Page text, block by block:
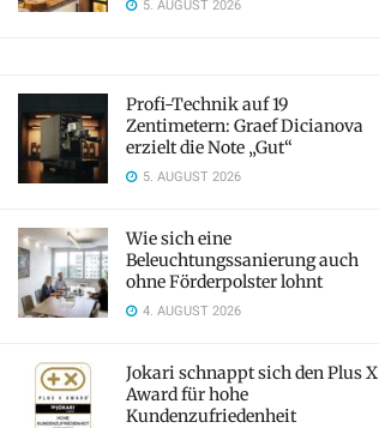
5. AUGUST 2026
Profi-Technik auf 19
Zentimetern: Graef Dicianova
erzielt die Note „Gut“
5. AUGUST 2026
Wie sich eine
Beleuchtungssanierung auch
ohne Förderpolster lohnt
4. AUGUST 2026
Jokari schnappt sich den Plus X
Award für hohe
Kundenzufriedenheit